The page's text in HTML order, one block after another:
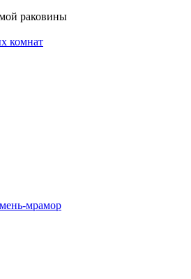
раковины
комнат
мрамор